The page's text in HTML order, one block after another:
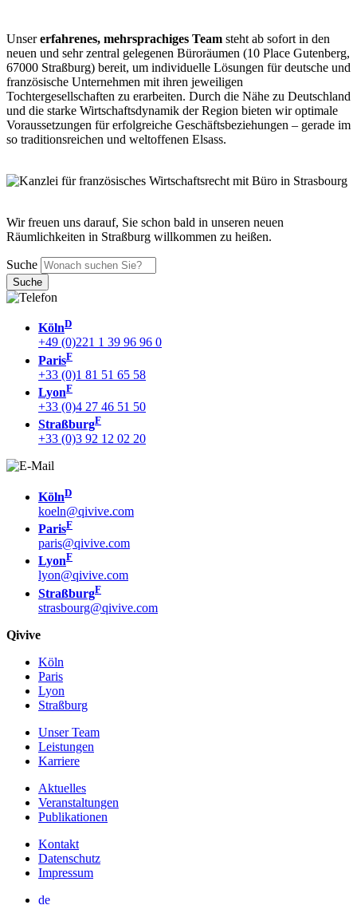
Unsererfahrenes, mehrsprachiges Team steht ab sofort in den
neuen und sehr zentral gelegenen Büroräumen (10 Place Gutenberg,
67000 Straßburg) bereit, um individuelle Lösungen für deutsche und
französische Unternehmen mit ihren jeweiligen
Tochtergesellschaften zu erarbeiten. Durch die Nähe zu Deutschland
und die starke Wirtschaftsdynamik der Region bieten wir optimale
Voraussetzungen für erfolgreiche Geschäftsbeziehungen – gerade im
so traditionsreichen und weltoffenen Elsass.
Wir freuen uns darauf, Sie schon bald in unseren neuen
Räumlichkeiten in Straßburg willkommen zu heißen.
Suche
KölnD
+49 (0)221 1 39 96 96 0
ParisF
+33 (0)1 81 51 65 58
LyonF
+33 (0)4 27 46 51 50
StraßburgF
+33 (0)3 92 12 02 20
KölnD
koeln@qivive.com
ParisF
paris@qivive.com
LyonF
lyon@qivive.com
StraßburgF
strasbourg@qivive.com
Qivive
Köln
Paris
Lyon
Straßburg
Unser Team
Leistungen
Karriere
Aktuelles
Veranstaltungen
Publikationen
Kontakt
Datenschutz
Impressum
de